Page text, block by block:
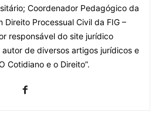
Coordenador Pedagógico da
Direito Processual Civil da FIG –
responsável do site jurídico
de diversos artigos jurídicos e
Cotidiano e o Direito”.